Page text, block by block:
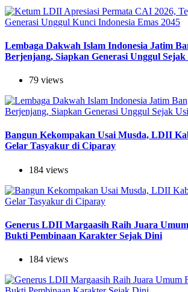
Lembaga Dakwah Islam Indonesia Jatim
Berjenjang, Siapkan Generasi Unggul
79 views
Bangun Kekompakan Usai Musda, LDII
Gelar Tasyakur di Ciparay
184 views
Generus LDII Margaasih Raih Juara
Bukti Pembinaan Karakter Sejak Dini
184 views